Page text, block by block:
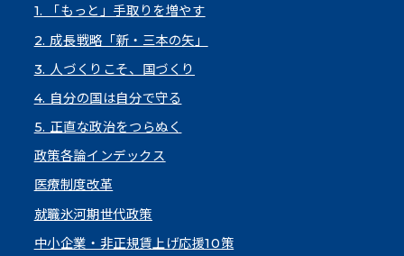
1. 「もっと」手取りを増やす
2. 成長戦略「新・三本の矢」
3. 人づくりこそ、国づくり
4. 自分の国は自分で守る
5. 正直な政治をつらぬく
政策各論インデックス
医療制度改革
就職氷河期世代政策
中小企業・非正規賃上げ応援10策